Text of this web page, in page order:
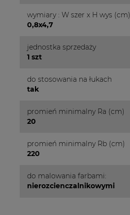
wymiary : W szer x H wys (cm)
0,8x4,7
jednostka sprzedaży
1 szt
do stosowania na łukach
tak
promień minimalny Ra (cm)
20
promień minimalny Rb (cm)
220
do malowania farbami:
nierozcienczalnikowymi